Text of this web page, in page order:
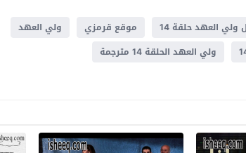
العهد حلقة 14 موقع قرمزي
ولي العهد
ولي العهد الحلقة 14 مترجمة